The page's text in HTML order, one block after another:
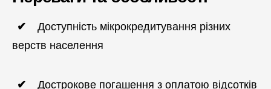
Доступність мікрокредитування різних
верств населення
Дострокове погашення з оплатою відсотків